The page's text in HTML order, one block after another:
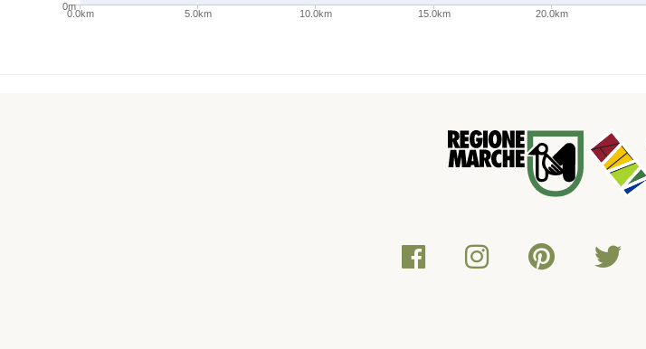
0.0km 5.0km 10.0km 15.0km 20.0km
0m